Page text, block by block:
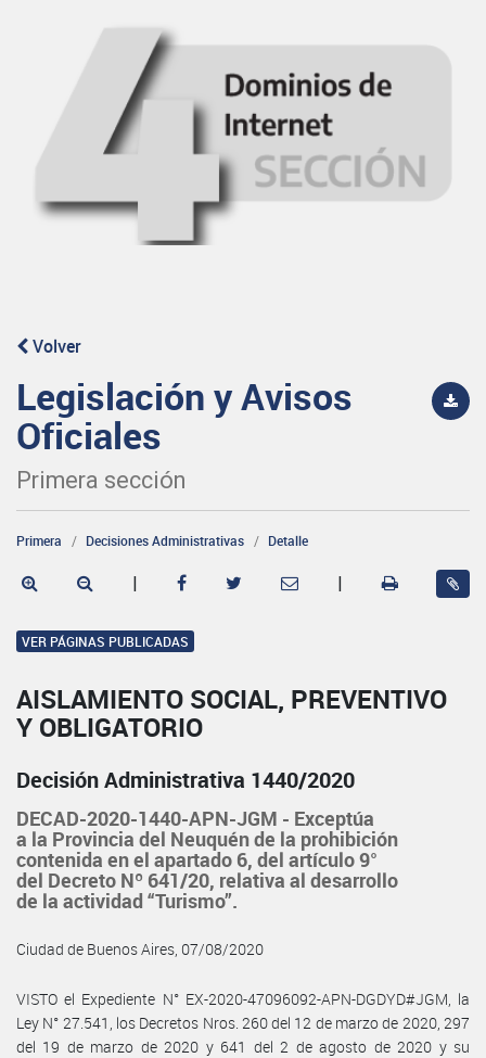
Volver
Legislación y Avisos
Oficiales
Primera sección
Primera Decisiones Administrativas Detalle
| |
VER PÁGINAS PUBLICADAS
AISLAMIENTO SOCIAL, PREVENTIVO
Y OBLIGATORIO
Decisión Administrativa 1440/2020
DECAD-2020-1440-APN-JGM - Exceptúa
a la Provincia del Neuquén de la prohibición
contenida en el apartado 6, del artículo 9°
del Decreto Nº 641/20, relativa al desarrollo
de la actividad “Turismo”.
Ciudad de Buenos Aires, 07/08/2020
VISTO el Expediente N° EX-2020-47096092-APN-DGDYD#JGM, la
Ley N° 27.541, los Decretos Nros. 260 del 12 de marzo de 2020, 297
del 19 de marzo de 2020 y 641 del 2 de agosto de 2020 y su